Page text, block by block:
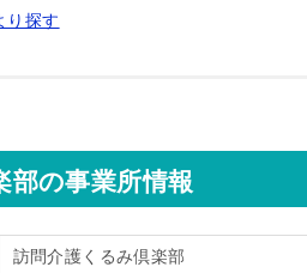
り探す
部の事業所情報
訪問介護くるみ倶楽部